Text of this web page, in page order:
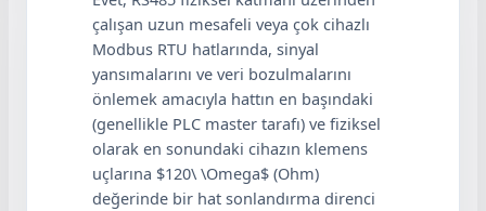
çalışan uzun mesafeli veya çok cihazlı
Modbus RTU hatlarında, sinyal
yansımalarını ve veri bozulmalarını
önlemek amacıyla hattın en başındaki
(genellikle PLC master tarafı) ve fiziksel
olarak en sonundaki cihazın klemens
uçlarına $120\ \Omega$ (Ohm)
değerinde bir hat sonlandırma direnci